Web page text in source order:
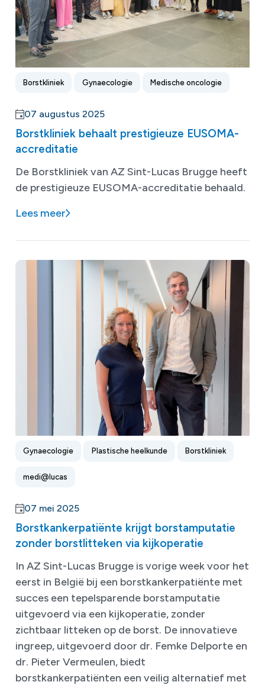
Borstkliniek Gynaecologie Medische oncologie
07 augustus 2025
Borstkliniek behaalt prestigieuze EUSOMA-
accreditatie
De Borstkliniek van AZ Sint-Lucas Brugge heeft
de prestigieuze EUSOMA-accreditatie behaald.
Lees meer
Gynaecologie Plastische heelkunde Borstkliniek
medi@lucas
07 mei 2025
Borstkankerpatiënte krijgt borstamputatie
zonder borstlitteken via kijkoperatie
In AZ Sint-Lucas Brugge is vorige week voor het
eerst in België bij een borstkankerpatiënte met
succes een tepelsparende borstamputatie
uitgevoerd via een kijkoperatie, zonder
zichtbaar litteken op de borst. De innovatieve
ingreep, uitgevoerd door dr. Femke Delporte en
dr. Pieter Vermeulen, biedt
borstkankerpatiënten een veilig alternatief met